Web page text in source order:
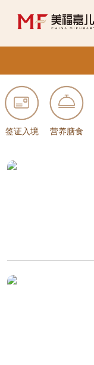
签证入境 营养膳食